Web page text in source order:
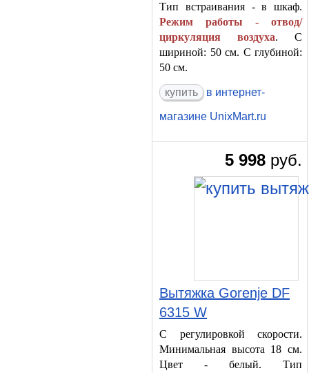
Тип встраивания - в шкаф.
Режим работы - отвод/
циркуляция воздуха. С
шириной: 50 см. С глубиной:
50 см.
в интернет-
магазине UnixMart.ru
5 998 руб.
Вытяжка Gorenje DF
6315 W
С регулировкой скорости.
Минимальная высота 18 см.
Цвет - белый. Тип